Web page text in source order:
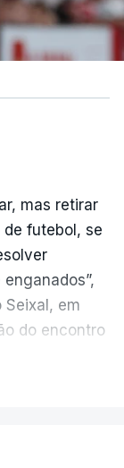
mas retirar
futebol, se
Seixal, em
do encontro
no